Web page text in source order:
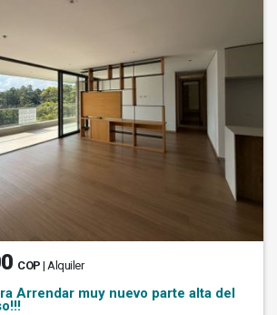
COP | Alquiler
Arrendar muy nuevo parte alta del